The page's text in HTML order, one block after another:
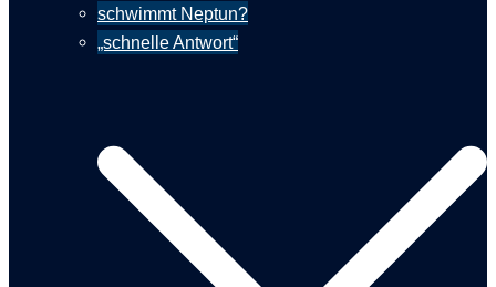
schwimmt Neptun?
„schnelle Antwort“